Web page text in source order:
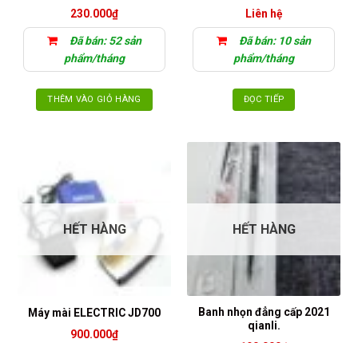
230.000₫
Đã bán: 52 sản
phẩm/tháng
THÊM VÀO GIỎ HÀNG
Liên hệ
Đã bán: 10 sản
phẩm/tháng
ĐỌC TIẾP
HẾT HÀNG
Máy mài ELECTRIC JD700
900.000₫
HẾT HÀNG
Banh nhọn đẳng cấp 2021
qianli.